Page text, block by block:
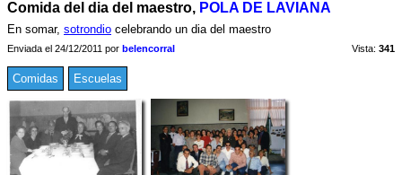
Comida del dia del maestro, POLA DE LAVIANA
En somar, sotrondio celebrando un dia del maestro
Enviada el 24/12/2011 por belencorral Vista: 341
Comidas Escuelas